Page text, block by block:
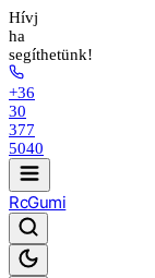
Hívj
ha
segíthetünk!
+36
30
377
5040
RcGumi